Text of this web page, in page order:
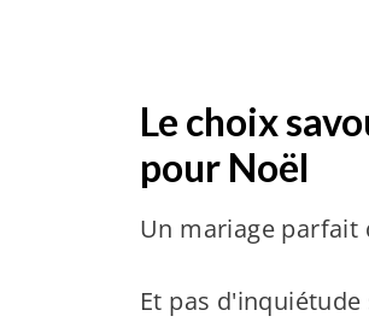
Le choix
pour Noël
Un mariage parfait
Et pas